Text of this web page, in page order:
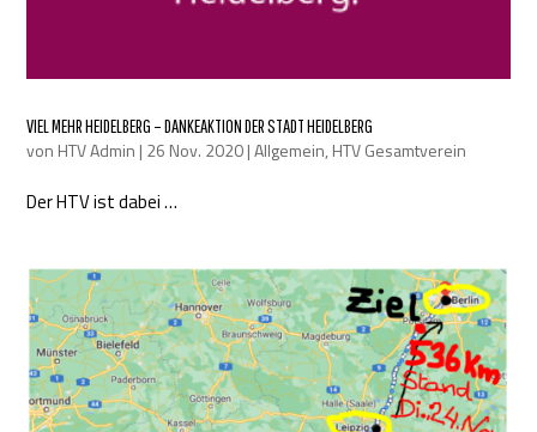
VIEL MEHR HEIDELBERG – DANKEAKTION DER STADT HEIDELBERG
von HTV Admin | 26 Nov. 2020|Allgemein, HTV Gesamtverein
Der HTV ist dabei …